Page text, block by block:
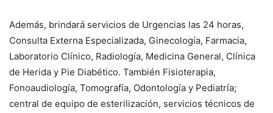
Además, brindará servicios de Urgencias las 24 horas,
Consulta Externa Especializada, Ginecología, Farmacia,
Laboratorio Clínico, Radiología, Medicina General, Clínica
de Herida y Pie Diabético. También Fisioterapia,
Fonoaudiología, Tomografía, Odontología y Pediatría;
central de equipo de esterilización, servicios técnicos de